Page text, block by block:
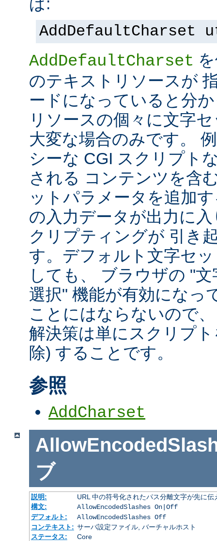
AddDefaultCharset
AddDefaultCharset
のテキストリソースが
ードになっていると分
リソースの個々に文字
大変な場合のみです。
シーな CGI スクリプト
される コンテンツを含
ットパラメータを追加
の入力データが出力に
クリプティングが 引き
す。デフォルト文字セ
しても、 ブラウザの "
選択" 機能が有効になっ
ことにはならないので
解決策は単にスクリプ
除) することです。
参照
AddCharset
ブ
説明:
URL 中の符号化されたパス分離文字が先に
構文:
AllowEncodedSlashes On|Off
デフォルト:
AllowEncodedSlashes Off
コンテキスト: サーバ設定ファイル, バーチャルホスト
ステータス:
Core